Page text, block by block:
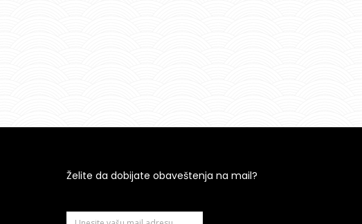
Želite da dobijate obaveštenja na mail?